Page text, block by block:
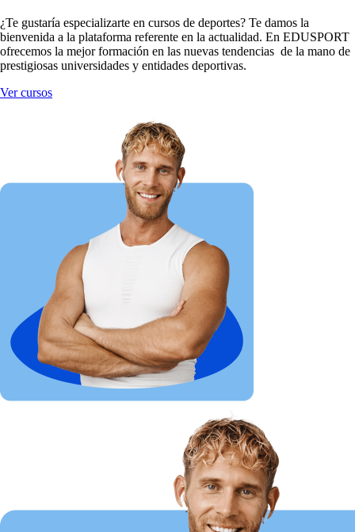
¿Te gustaría especializarte en cursos de deportes? Te damos la
bienvenida a la plataforma referente en la actualidad. En EDUSPORT
ofrecemos la mejor formación en las nuevas tendencias de la mano de
prestigiosas universidades y entidades deportivas.
Ver cursos